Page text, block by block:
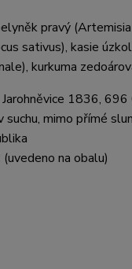
pravý
sativus), kasie
kurkuma
1836,
suchu, mimo přímé
(uvedeno na obalu)